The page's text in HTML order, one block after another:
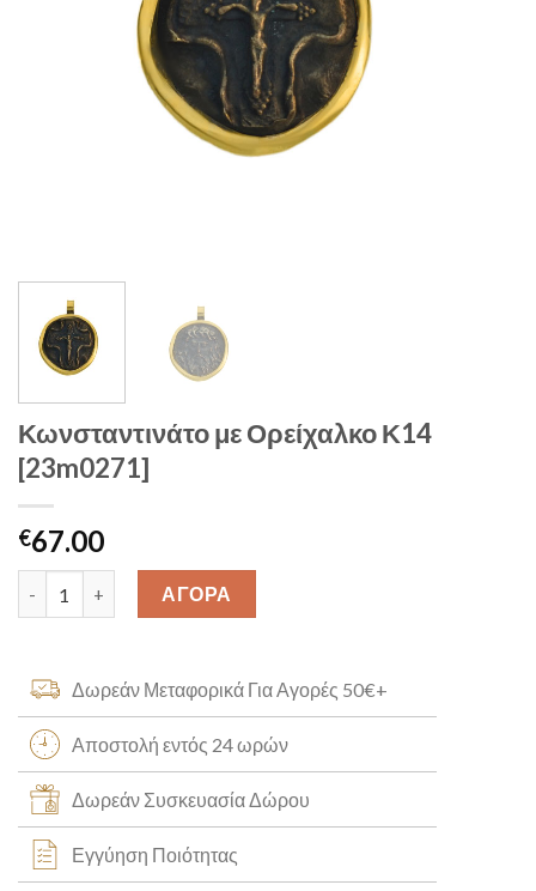
Κωνσταντινάτο με Ορείχαλκο Κ14
[23m0271]
€67.00
Κωνσταντινάτο με Ορείχαλκο Κ14 [23m0271] quantity
ΑΓΟΡΑ
Δωρεάν Μεταφορικά Για Αγορές 50€+
Αποστολή εντός 24 ωρών
Δωρεάν Συσκευασία Δώρου
Εγγύηση Ποιότητας